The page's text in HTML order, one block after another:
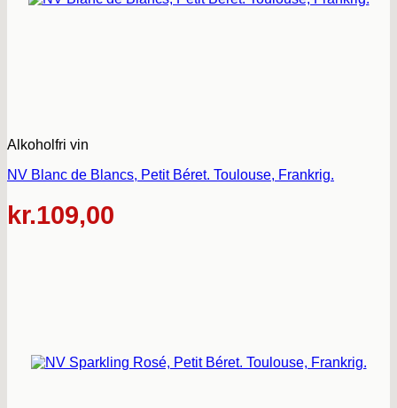
Alkoholfri vin
NV Blanc de Blancs, Petit Béret. Toulouse, Frankrig.
kr.109,00